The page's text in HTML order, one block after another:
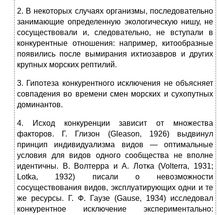
2. В некоторых случаях организмы, последовательно
занимающие определенную экологическую нишу, не
сосуществовали и, следовательно, не вступали в
конкурентные отношения: например, китообразные
появились после вымирания ихтиозавров и других
крупных морских рептилий.
3. Гипотеза конкурентного исключения не объясняет
совпадения во времени смен морских и сухопутных
доминантов.
4. Исход конкуренции зависит от множества
факторов. Г. Глизон (Gleason, 1926) выдвинул
принцип индивидуализма видов — оптимальные
условия для видов одного сообщества не вполне
идентичны. В. Волтерра и А. Лотка (Volterra, 1931;
Lotka, 1932) писали о невозможности
сосуществования видов, эксплуатирующих одни и те
же ресурсы. Г. Ф. Гаузе (Gause, 1934) исследовал
конкурентное исключение экспериментально: